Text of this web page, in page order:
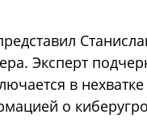
Эксперт
в
о